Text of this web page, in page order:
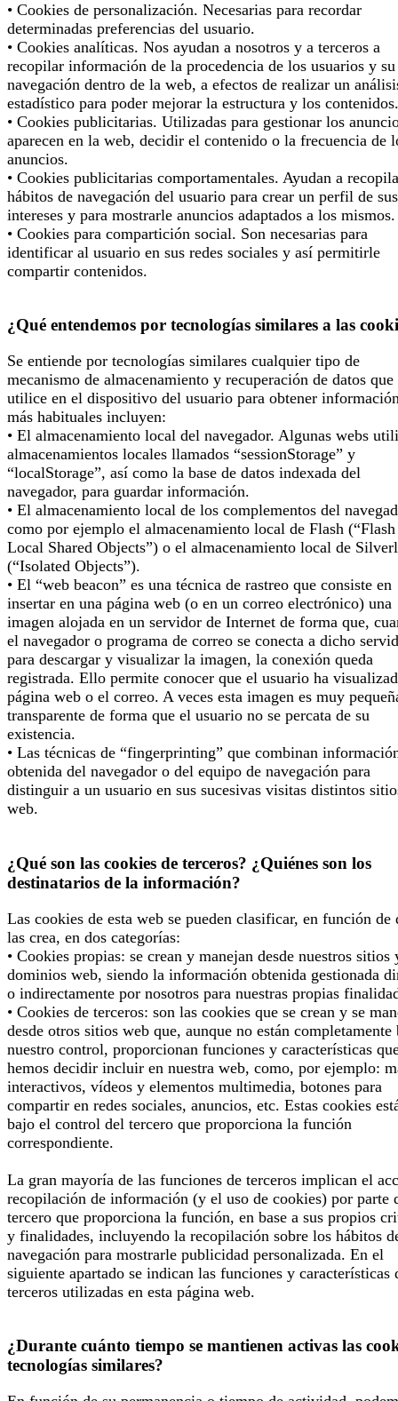
• Cookies de personalización. Necesarias para recordar
determinadas preferencias del usuario.
• Cookies analíticas. Nos ayudan a nosotros y a terceros a
recopilar información de la procedencia de los usuarios y su
navegación dentro de la web, a efectos de realizar un
estadístico para poder mejorar la estructura y los contenidos.
• Cookies publicitarias. Utilizadas para gestionar los
aparecen en la web, decidir el contenido o la frecuencia de
anuncios.
• Cookies publicitarias comportamentales. Ayudan a
hábitos de navegación del usuario para crear un perfil de sus
intereses y para mostrarle anuncios adaptados a los mismos.
• Cookies para compartición social. Son necesarias para
identificar al usuario en sus redes sociales y así permitirle
compartir contenidos.
¿Qué entendemos por tecnologías similares a las
Se entiende por tecnologías similares cualquier tipo de
mecanismo de almacenamiento y recuperación de datos que
utilice en el dispositivo del usuario para obtener
más habituales incluyen:
• El almacenamiento local del navegador. Algunas webs
almacenamientos locales llamados “sessionStorage” y
“localStorage”, así como la base de datos indexada del
navegador, para guardar información.
• El almacenamiento local de los complementos del
como por ejemplo el almacenamiento local de Flash (“Flash
Local Shared Objects”) o el almacenamiento local de
(“Isolated Objects”).
• El “web beacon” es una técnica de rastreo que consiste en
insertar en una página web (o en un correo electrónico) una
imagen alojada en un servidor de Internet de forma que,
el navegador o programa de correo se conecta a dicho
para descargar y visualizar la imagen, la conexión queda
registrada. Ello permite conocer que el usuario ha
página web o el correo. A veces esta imagen es muy
transparente de forma que el usuario no se percata de su
existencia.
• Las técnicas de “fingerprinting” que combinan
obtenida del navegador o del equipo de navegación para
distinguir a un usuario en sus sucesivas visitas distintos
web.
¿Qué son las cookies de terceros? ¿Quiénes son los
destinatarios de la información?
Las cookies de esta web se pueden clasificar, en función de
las crea, en dos categorías:
• Cookies propias: se crean y manejan desde nuestros sitios
dominios web, siendo la información obtenida gestionada
o indirectamente por nosotros para nuestras propias
• Cookies de terceros: son las cookies que se crean y se
desde otros sitios web que, aunque no están completamente
nuestro control, proporcionan funciones y características
hemos decidir incluir en nuestra web, como, por ejemplo:
interactivos, vídeos y elementos multimedia, botones para
compartir en redes sociales, anuncios, etc. Estas cookies
bajo el control del tercero que proporciona la función
correspondiente.
La gran mayoría de las funciones de terceros implican el
recopilación de información (y el uso de cookies) por parte
tercero que proporciona la función, en base a sus propios
y finalidades, incluyendo la recopilación sobre los hábitos
navegación para mostrarle publicidad personalizada. En el
siguiente apartado se indican las funciones y características
terceros utilizadas en esta página web.
¿Durante cuánto tiempo se mantienen activas las
tecnologías similares?